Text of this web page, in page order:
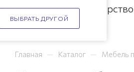
ВЫБРАТЬ ДРУГОЙ
Акции Партнерство
Главная — Каталог — Мебель